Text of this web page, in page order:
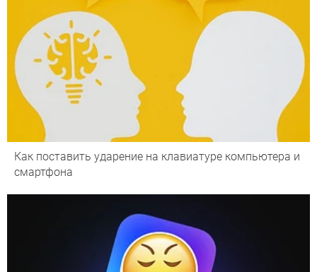
Как поставить ударение на клавиатуре компьютера и
смартфона